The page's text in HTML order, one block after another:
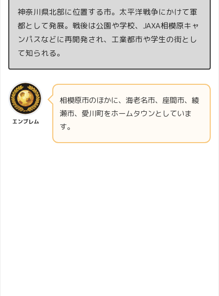
神奈川県北部に位置する市。太平洋戦争にかけて軍
都として発展。戦後は公園や学校、JAXA相模原キャ
ンパスなどに再開発され、工業都市や学生の街とし
て知られる。
エンブレム
相模原市のほかに、海老名市、座間市、綾
瀬市、愛川町をホームタウンとしていま
す。